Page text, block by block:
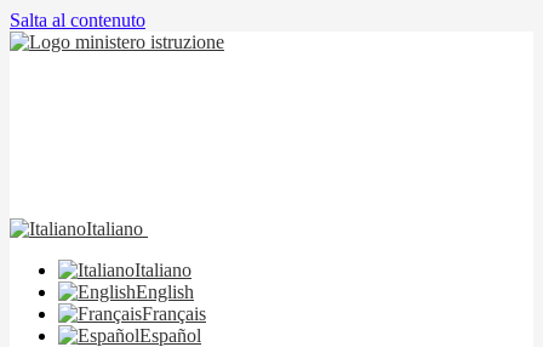
Salta al contenuto
Italiano
Italiano
English
Français
Español